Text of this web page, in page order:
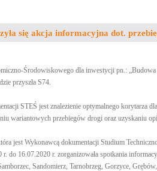
się akcja informacyjna dot.
Środowiskowego dla inwestycji pn.:
przyszła S74.
STEŚ jest znalezienie optymalnego korytarza
wariantowych przebiegów drogi oraz uzyskaniu
jest Wykonawcą dokumentacji Studium
do 16.07.2020 r. zorganizowała spotkania
Sandomierz, Tarnobrzeg, Gorzyce,